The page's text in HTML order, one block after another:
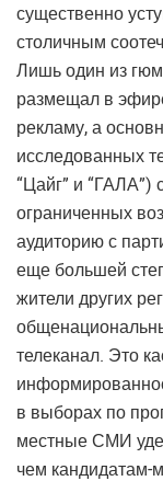
существенно
столичным
Лишь один из
размещал в
рекламу, а
исследованных
“Цайг” и “ГАЛА”)
ограниченных
аудиторию с
еще большей
жители других
телеканал. Это
в выборах по
местные СМИ
чем кандидатам-